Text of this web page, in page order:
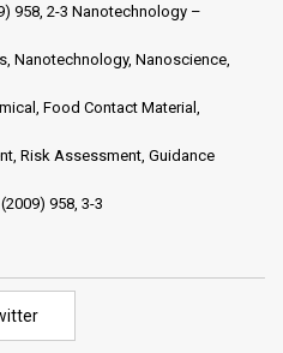
958, 2-3 Nanotechnology –
Nanotechnology, Nanoscience,
Food Contact Material,
Risk Assessment, Guidance
958, 3-3